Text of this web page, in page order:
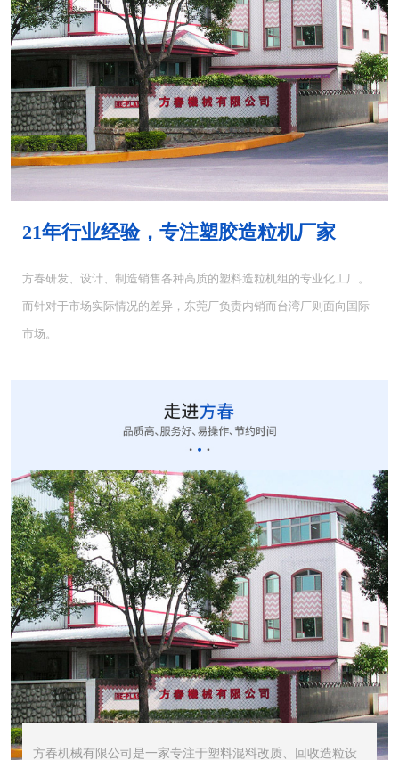
MH-4000塑胶混... MH-6000塑料混...
CUT-5塑料切粒机...
CUT-20立式切粒...
STR1000振动筛... STR600震动筛<...
21年行业经验，专注塑胶造粒机厂家
方春研发、设计、制造销售各种高质的塑料造粒机组的专业化工厂。
而针对于市场实际情况的差异，东莞厂负责内销而台湾厂则面向国际
市场。
方春机械有限公司是一家专注于塑料混料改质、回收造粒设